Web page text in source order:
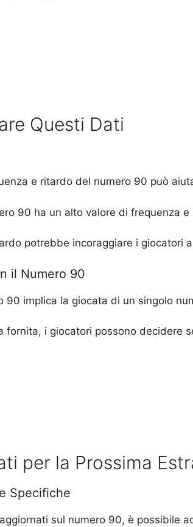
Questi Dati
e ritardo del numero 90 può
90 ha un alto valore di frequenza
potrebbe incoraggiare i giocatori
il Numero 90
90 implica la giocata di un singolo
fornita, i giocatori possono
per la Prossima
Specifiche
sul numero 90, è possibile